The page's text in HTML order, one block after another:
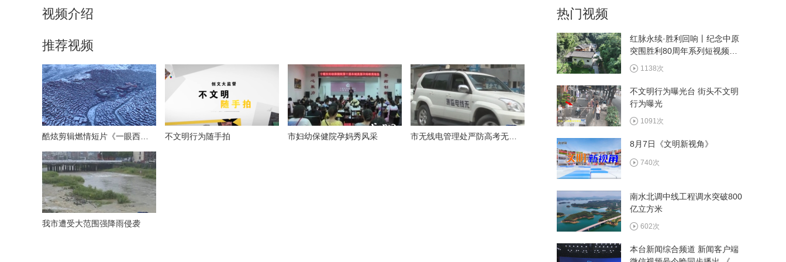
赵燕名师工作室启动仪式在
东风61小学举行
东风61小学：趣味数学活动
周，点亮智慧之光
全市思政一体化活动在东风
61小学举办
视频介绍
推荐视频
不文明行为随手拍 市妇幼保健院孕妈秀风采
我市遭受大范围强降雨侵袭
热门视频
红脉永续·胜利回响丨纪念中原
突围胜利80周年系列短视频
——古院
1138次
不文明行为曝光台 街头不文明
行为曝光
1091次
8月7日《文明新视角》
740次
南水北调中线工程调水突破800
亿立方米
602次
本台新闻综合频道 新闻客户端